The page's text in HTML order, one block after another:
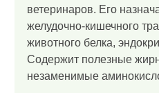
ветеринаров. Его
желудочно-кишечного
животного белка,
Содержит полезные
незаменимые